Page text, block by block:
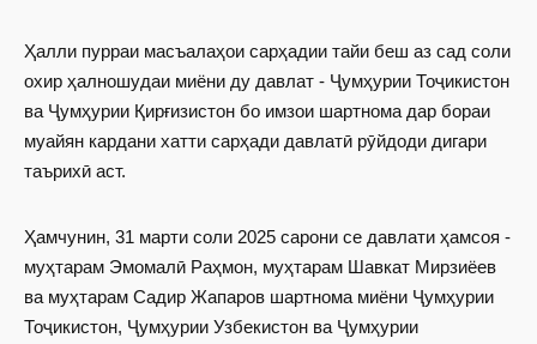
Ҳалли пурраи масъалаҳои сарҳадии тайи беш аз сад соли
охир ҳалношудаи миёни ду давлат - Ҷумҳурии Тоҷикистон
ва Ҷумҳурии Қирғизистон бо имзои шартнома дар бораи
муайян кардани хатти сарҳади давлатӣ рӯйдоди дигари
таърихӣ аст.
Ҳамчунин, 31 марти соли 2025 сарони се давлати ҳамсоя -
муҳтарам Эмомалӣ Раҳмон, муҳтарам Шавкат Мирзиёев
ва муҳтарам Садир Жапаров шартнома миёни Ҷумҳурии
Тоҷикистон, Ҷумҳурии Узбекистон ва Ҷумҳурии